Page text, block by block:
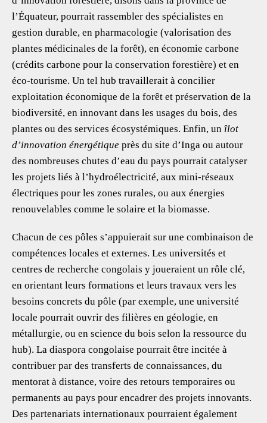
l’Équateur, pourrait rassembler des spécialistes en
gestion durable, en pharmacologie (valorisation des
plantes médicinales de la forêt), en économie carbone
(crédits carbone pour la conservation forestière) et en
éco-tourisme. Un tel hub travaillerait à concilier
exploitation économique de la forêt et préservation de la
biodiversité, en innovant dans les usages du bois, des
plantes ou des services écosystémiques. Enfin, un îlot
d’innovation énergétique près du site d’Inga ou autour
des nombreuses chutes d’eau du pays pourrait catalyser
les projets liés à l’hydroélectricité, aux mini-réseaux
électriques pour les zones rurales, ou aux énergies
renouvelables comme le solaire et la biomasse.
Chacun de ces pôles s’appuierait sur une combinaison de
compétences locales et externes. Les universités et
centres de recherche congolais y joueraient un rôle clé,
en orientant leurs formations et leurs travaux vers les
besoins concrets du pôle (par exemple, une université
locale pourrait ouvrir des filières en géologie, en
métallurgie, ou en science du bois selon la ressource du
hub). La diaspora congolaise pourrait être incitée à
contribuer par des transferts de connaissances, du
mentorat à distance, voire des retours temporaires ou
permanents au pays pour encadrer des projets innovants.
Des partenariats internationaux pourraient également